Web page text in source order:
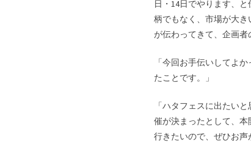
日・14日でやります、
柄でもなく、市場が大
が伝わってきて、企画者
「今回お手伝いしてよ
たことです。」
「ハタフェスに出たい
催が決まったとして、
行きたいので、ぜひお声